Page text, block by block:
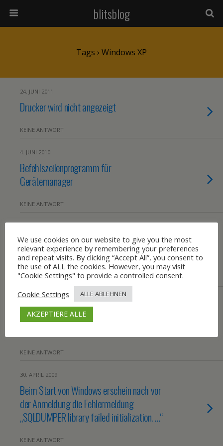
blitsblog
Tags › Windows XP
24. JUNI 2011
Drucker wird nicht angezeigt
KEINE ANTWORT
4. JUNI 2010
Befehlszeilenprogramm für
Gerätemanager
KEINE ANTWORT
Als User das Lokale Laufwerk mit Admin-
Rechten bearbeiten
KEINE ANTWORT
1. JUNI 2009
Briefsymbol in der Taskleiste
KEINE ANTWORT
30. APRIL 2009
Beim Start von Windows erschein nach vor
der Anmeldung die Fehlermeldung
„SQLDUMPER library failed initialization. …“
KEINE ANTWORT
We use cookies on our website to give you the most
relevant experience by remembering your preferences
and repeat visits. By clicking “Accept All”, you consent to
the use of ALL the cookies. However, you may visit
"Cookie Settings" to provide a controlled consent.
Cookie Settings
ALLE ABLEHNEN
AKZEPTIERE ALLE